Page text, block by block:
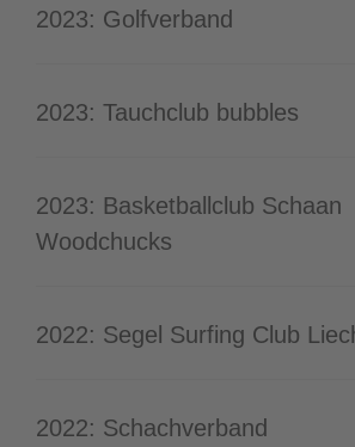
2023: Golfverband
2023: Tauchclub bubbles
2023: Basketballclub Schaan
Woodchucks
2022: Segel Surfing Club
2022: Schachverband